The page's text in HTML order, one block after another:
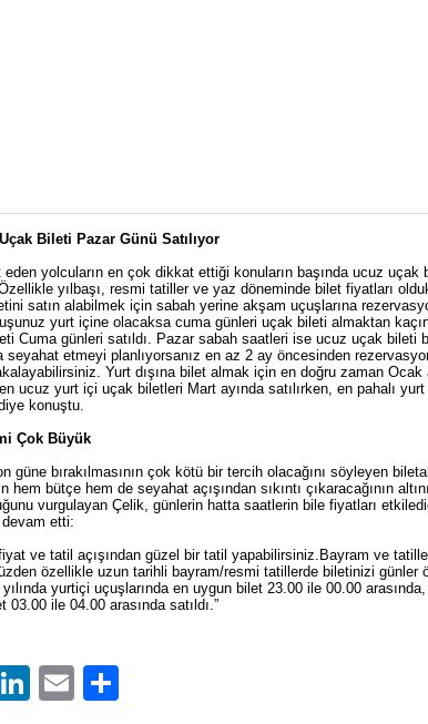
Bileti Pazar Günü Satılıyor
yolcuların en çok dikkat ettiği konuların başında ucuz uçak
yılbaşı, resmi tatiller ve yaz döneminde bilet fiyatları
satın alabilmek için sabah yerine akşam uçuşlarına
yurt içine olacaksa cuma günleri uçak bileti almaktan
Cuma günleri satıldı. Pazar sabah saatleri ise ucuz uçak bileti
seyahat etmeyi planlıyorsanız en az 2 ay öncesinden
Yurt dışına bilet almak için en doğru zaman Ocak
ucuz yurt içi uçak biletleri Mart ayında satılırken, en pahalı
konuştu.
Çok Büyük
güne bırakılmasının çok kötü bir tercih olacağını söyleyen
hem bütçe hem de seyahat açışından sıkıntı çıkaracağının
vurgulayan Çelik, günlerin hatta saatlerin bile fiyatları
etti:
ve tatil açışından güzel bir tatil yapabilirsiniz.Bayram ve
özellikle uzun tarihli bayram/resmi tatillerde biletinizi günler
yurtiçi uçuşlarında en uygun bilet 23.00 ile 00.00 arasında,
03.00 ile 04.00 arasında satıldı.”
TwitterLinkedIn
Email